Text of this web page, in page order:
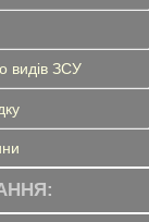
видів ЗСУ